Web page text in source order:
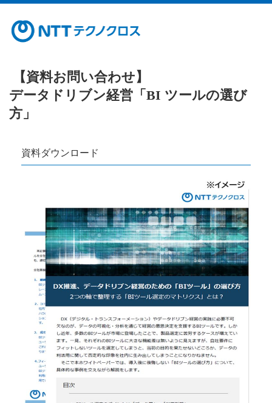
【資料お問い合わせ】
データドリブン経営「BI ツールの選び
方」
資料ダウンロード